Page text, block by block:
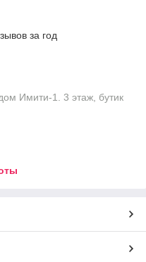
за год
Имити-1. 3 этаж, бутик